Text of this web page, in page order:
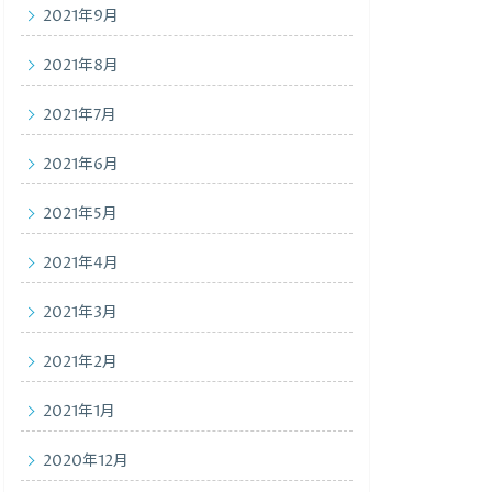
2021年9月
2021年8月
2021年7月
2021年6月
2021年5月
2021年4月
2021年3月
2021年2月
2021年1月
2020年12月